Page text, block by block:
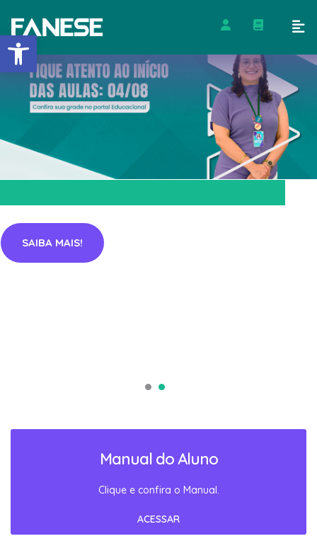
Barra de Ferramentas
SAIBA MAIS!
Manual do Aluno
Clique e confira o Manual.
ACESSAR